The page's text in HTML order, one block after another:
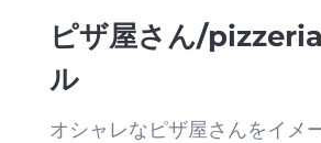
ピザ屋さん/
ル
オシャレなピザ屋さんをイメ